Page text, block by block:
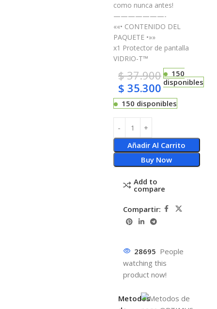
como nunca antes!
———————-
««• CONTENIDO DEL
PAQUETE •»»
x1 Protector de pantalla
VIDRIO-T™
$37.900
$ 35.300
150
disponibles
150 disponibles
Añadir Al Carrito
Buy Now
Add to
compare
Compartir:
28695 People
watching this
product now!
Metodos